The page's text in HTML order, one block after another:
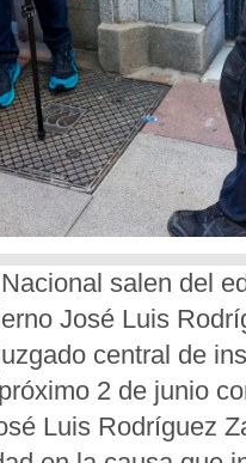
salen del
José Luis
central de
2 de junio
Luis Rodríguez